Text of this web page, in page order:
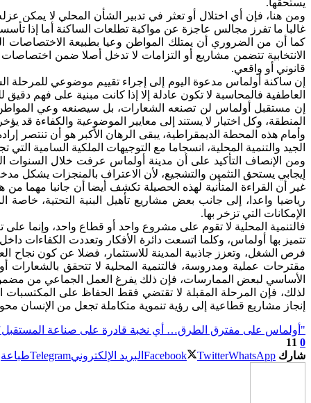
ومن هنا، فإن أي اختلال أو تعثر في تدبير الشأن المحلي لا يمكن
غالبا ما تفرز مجالس عاجزة عن مواكبة تطلعات الساكنة أما إذا
كما أن من الضروري أن يمتلك المواطن وعيا بطبيعة الاختصاصات
الانتخابية تتضمن مشاريع أو التزامات لا تدخل أصلا ضمن
قانوني أو واقعي.
إن ساكنة أولماس مدعوة اليوم إلى إجراء تقييم موضوعي للمرحلة
العاطفية فالمحاسبة لا تكون عادلة إلا إذا كانت مبنية على فهم
إن مستقبل أولماس لن تصنعه الشعارات، بل سيصنعه وعي
المنطقة، وكل اختيار لا يستند إلى معايير الموضوعية والكفاءة قد
وأمام هذه المحطة الديمقراطية، يبقى الرهان الأكبر هو أن تنتصر
الجيد والتنمية المحلية، انسجاما مع التوجيهات الملكية السامية
ومن الإنصاف التأكيد على أن مدينة أولماس عرفت خلال السنوات
إيجابي يستحق التثمين والتشجيع، لأن الاعتراف بالمنجزات يشكل
غير أن القراءة المتأنية لهذه الحصيلة تكشف أيضا أن جانبا
رياضيا واعدا، إلى جانب بعض مشاريع تأهيل البنية التحتية،
الإمكانات التي تزخر بها.
فالتنمية المحلية لا تقوم على مشروع واحد أو قطاع واحد، وإنما على
تتميز بها أولماس، وكلما اتسعت دائرة الأفكار وتعددت الكفاءات
فرص الشغل، وتعزز جاذبية المدينة للاستثمار، فضلا عن كون نجاح
مقترحات عملية ومدروسة، فالتنمية المحلية لا تتحقق بالشعارات
الأساسي لبعض الممارسات، فإن ذلك يفرغ العمل الجماعي من
لذلك، فإن المرحلة المقبلة لا تقتضي فقط الحفاظ على
إنجاز مشاريع قطاعية إلى رؤية تنموية متكاملة تجعل من الإنسان
"أولماس على مفترق الطرق… أي نخبة قادرة على صناعة
0
11
شارك
Facebook TwitterWhatsApp البريد الإلكترونيTelegramطباعة